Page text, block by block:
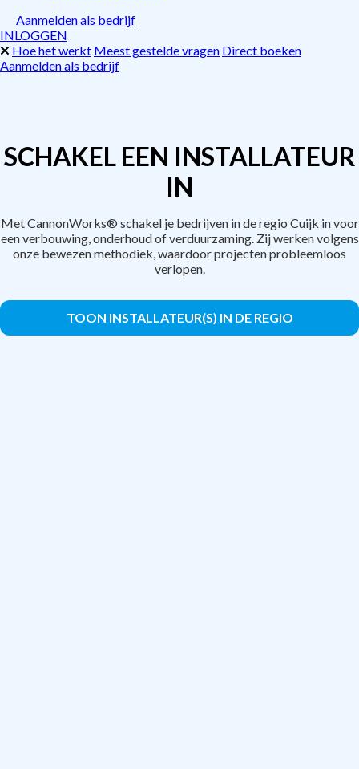
Aanmelden als bedrijf
INLOGGEN
Hoe het werkt Meest gestelde vragen Direct boeken
Aanmelden als bedrijf
SCHAKEL EEN INSTALLATEUR
IN
Met CannonWorks® schakel je bedrijven in de regio Cuijk in voor
een verbouwing, onderhoud of verduurzaming. Zij werken volgens
onze bewezen methodiek, waardoor projecten probleemloos
verlopen.
TOON INSTALLATEUR(S) IN DE REGIO